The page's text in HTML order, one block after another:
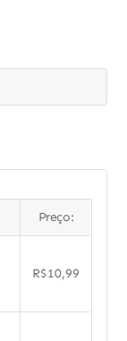
Preço:
R$10,99